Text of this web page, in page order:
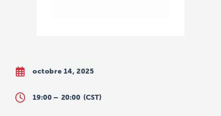
octobre 14, 2025
19:00 – 20:00 (CST)